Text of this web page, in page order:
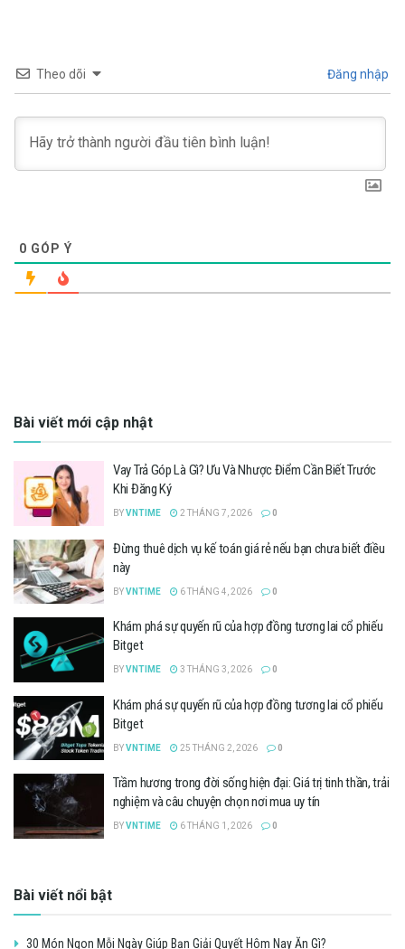
Theo dõi Đăng nhập
0 GÓP Ý
Bài viết mới cập nhật
Vay Trả Góp Là Gì? Ưu Và Nhược Điểm Cần Biết Trước
Khi Đăng Ký
BYVNTIME 2 THÁNG 7, 2026 0
Đừng thuê dịch vụ kế toán giá rẻ nếu bạn chưa biết điều
này
BYVNTIME 6 THÁNG 4, 2026 0
Khám phá sự quyến rũ của hợp đồng tương lai cổ phiếu
Bitget
BYVNTIME 3 THÁNG 3, 2026 0
Khám phá sự quyến rũ của hợp đồng tương lai cổ phiếu
Bitget
BYVNTIME 25 THÁNG 2, 2026 0
Trầm hương trong đời sống hiện đại: Giá trị tinh thần, trải
nghiệm và câu chuyện chọn nơi mua uy tín
BYVNTIME 6 THÁNG 1, 2026 0
Bài viết nổi bật
30 Món Ngon Mỗi Ngày Giúp Bạn Giải Quyết Hôm Nay Ăn Gì?